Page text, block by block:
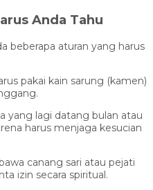
Anda Tahu
beberapa aturan yang harus
pakai kain sarung (kamen)
yang lagi datang bulan atau
harus menjaga kesucian
canang sari atau pejati
izin secara spiritual.